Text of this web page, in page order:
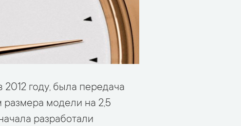
2012 году, была передача
размера модели на 2,5
разработали